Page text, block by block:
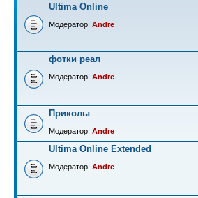
Ultima Online
Модератор: Andre
фотки реал
Модератор: Andre
Приколы
Модератор: Andre
Ultima Online Extended
Модератор: Andre